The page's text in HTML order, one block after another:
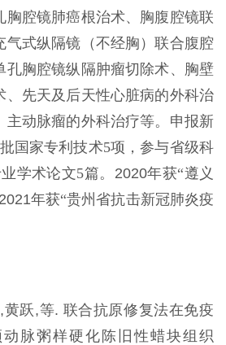
胸腔镜肺癌根治术、胸腹腔镜联
气式纵隔镜（不经胸）联合腹腔
孔胸腔镜纵隔肿瘤切除术、胸壁
、先天及后天性心脏病的外科治
主动脉瘤的外科治疗等。申报新
国家专利技术5项，参与省级科
学术论文5篇。 2020年获“遵义
2021年获“贵州省抗击新冠肺炎疫
,黄跃,等. 联合抗原修复法在免疫
脉粥样硬化陈旧性蜡块组织